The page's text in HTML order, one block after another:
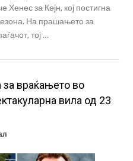
Хенес за Кејн, кој постигна
На прашањето за
тој …
за враќањето во
вила од 23